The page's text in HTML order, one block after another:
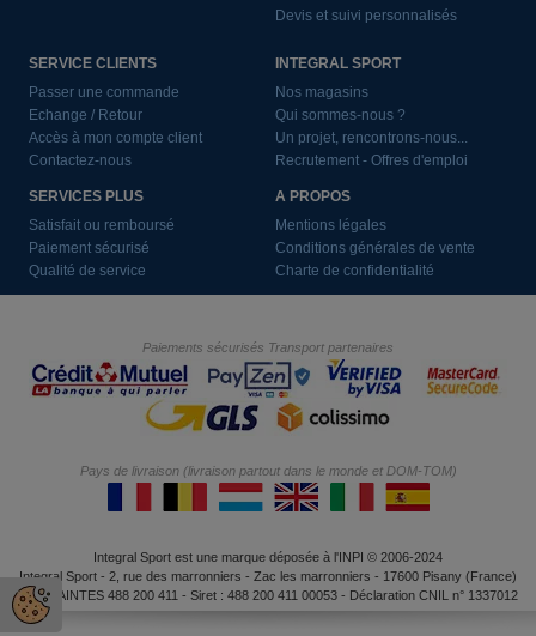
Devis et suivi personnalisés
SERVICE CLIENTS
Passer une commande
Echange / Retour
Accès à mon compte client
Contactez-nous
SERVICES PLUS
Satisfait ou remboursé
Paiement sécurisé
Qualité de service
INTEGRAL SPORT
Nos magasins
Qui sommes-nous ?
Un projet, rencontrons-nous...
Recrutement - Offres d'emploi
A PROPOS
Mentions légales
Conditions générales de vente
Charte de confidentialité
Paiements sécurisés Transport partenaires
Pays de livraison (livraison partout dans le monde et DOM-TOM)
Integral Sport est une marque déposée à l'INPI © 2006-2024
Integral Sport - 2, rue des marronniers - Zac les marronniers - 17600 Pisany (France)
RCS SAINTES 488 200 411 - Siret : 488 200 411 00053 - Déclaration CNIL n° 1337012